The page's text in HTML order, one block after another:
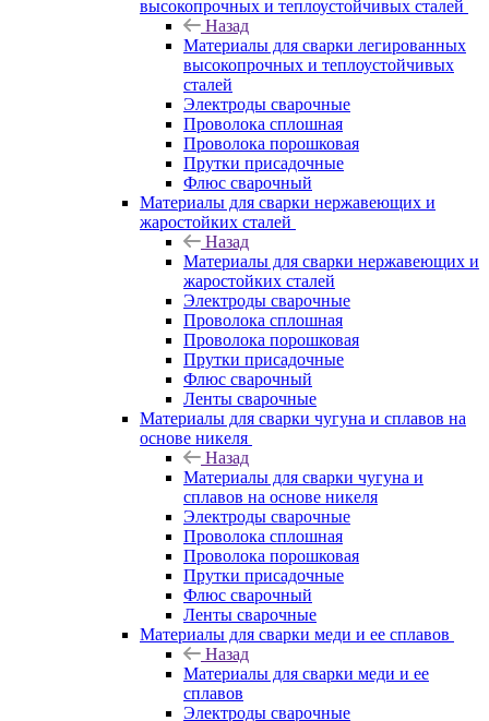
высокопрочных и теплоустойчивых сталей
Назад
Материалы для сварки легированных
высокопрочных и теплоустойчивых
сталей
Электроды сварочные
Проволока сплошная
Проволока порошковая
Прутки присадочные
Флюс сварочный
Материалы для сварки нержавеющих и
жаростойких сталей
Назад
Материалы для сварки нержавеющих и
жаростойких сталей
Электроды сварочные
Проволока сплошная
Проволока порошковая
Прутки присадочные
Флюс сварочный
Ленты сварочные
Материалы для сварки чугуна и сплавов на
основе никеля
Назад
Материалы для сварки чугуна и
сплавов на основе никеля
Электроды сварочные
Проволока сплошная
Проволока порошковая
Прутки присадочные
Флюс сварочный
Ленты сварочные
Материалы для сварки меди и ее сплавов
Назад
Материалы для сварки меди и ее
сплавов
Электроды сварочные